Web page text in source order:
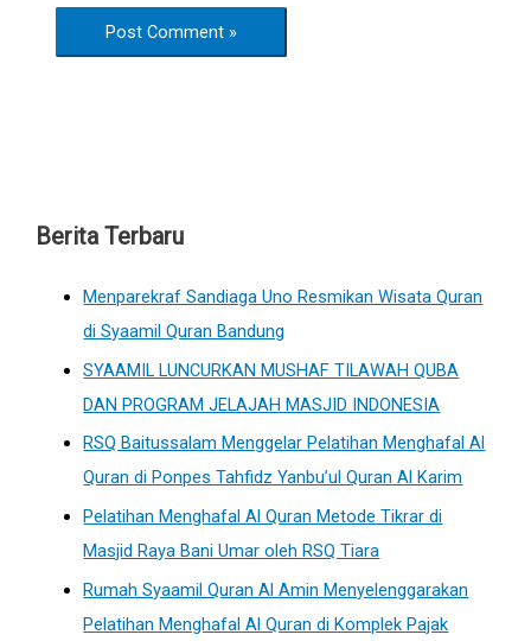
Berita Terbaru
Menparekraf Sandiaga Uno Resmikan Wisata Quran
di Syaamil Quran Bandung
SYAAMIL LUNCURKAN MUSHAF TILAWAH QUBA
DAN PROGRAM JELAJAH MASJID INDONESIA
RSQ Baitussalam Menggelar Pelatihan Menghafal Al
Quran di Ponpes Tahfidz Yanbu’ul Quran Al Karim
Pelatihan Menghafal Al Quran Metode Tikrar di
Masjid Raya Bani Umar oleh RSQ Tiara
Rumah Syaamil Quran Al Amin Menyelenggarakan
Pelatihan Menghafal Al Quran di Komplek Pajak